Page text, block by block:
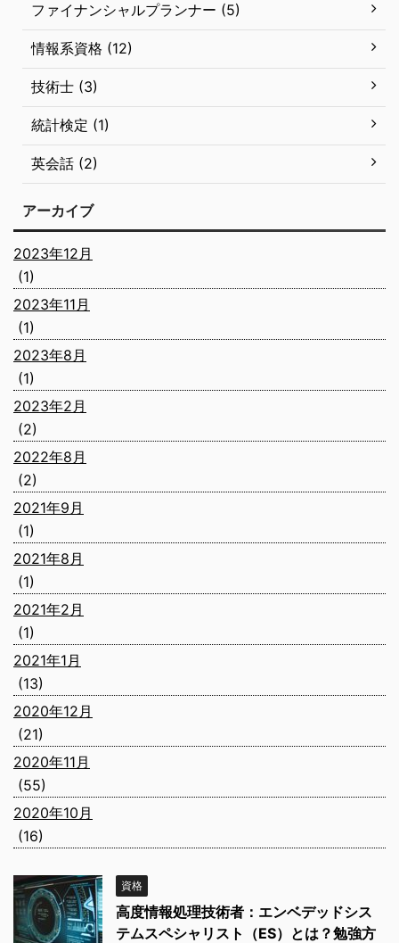
ファイナンシャルプランナー (5)
情報系資格 (12)
技術士 (3)
統計検定 (1)
英会話 (2)
アーカイブ
2023年12月
(1)
2023年11月
(1)
2023年8月
(1)
2023年2月
(2)
2022年8月
(2)
2021年9月
(1)
2021年8月
(1)
2021年2月
(1)
2021年1月
(13)
2020年12月
(21)
2020年11月
(55)
2020年10月
(16)
資格
高度情報処理技術者：エンベデッドシス
テムスペシャリスト（ES）とは？勉強方